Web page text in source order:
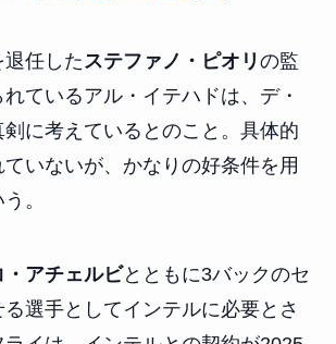
任したステファノ・ピオリ の監
ているアル・イテハドは、デ・
に考えているとのこと。具体的
いないが、かなりの好条件を用
。
・アチェルビとともに3バックのセ
選手としてインテルに必要とさ